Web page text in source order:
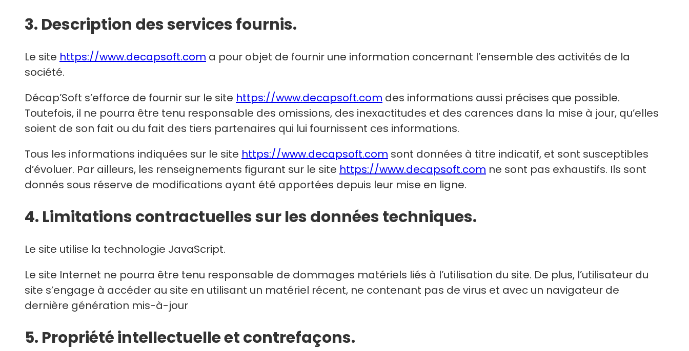
3. Description des services fournis.
Le site https://www.decapsoft.com a pour objet de fournir une information concernant l’ensemble des activités de la
société.
Décap’Soft s’efforce de fournir sur le site https://www.decapsoft.com des informations aussi précises que possible.
Toutefois, il ne pourra être tenu responsable des omissions, des inexactitudes et des carences dans la mise à jour, qu’elles
soient de son fait ou du fait des tiers partenaires qui lui fournissent ces informations.
Tous les informations indiquées sur le site https://www.decapsoft.com sont données à titre indicatif, et sont susceptibles
d’évoluer. Par ailleurs, les renseignements figurant sur le site https://www.decapsoft.com ne sont pas exhaustifs. Ils sont
donnés sous réserve de modifications ayant été apportées depuis leur mise en ligne.
4. Limitations contractuelles sur les données techniques.
Le site utilise la technologie JavaScript.
Le site Internet ne pourra être tenu responsable de dommages matériels liés à l’utilisation du site. De plus, l’utilisateur du
site s’engage à accéder au site en utilisant un matériel récent, ne contenant pas de virus et avec un navigateur de
dernière génération mis-à-jour
5. Propriété intellectuelle et contrefaçons.